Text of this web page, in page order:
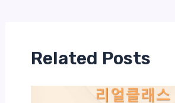
Related Posts